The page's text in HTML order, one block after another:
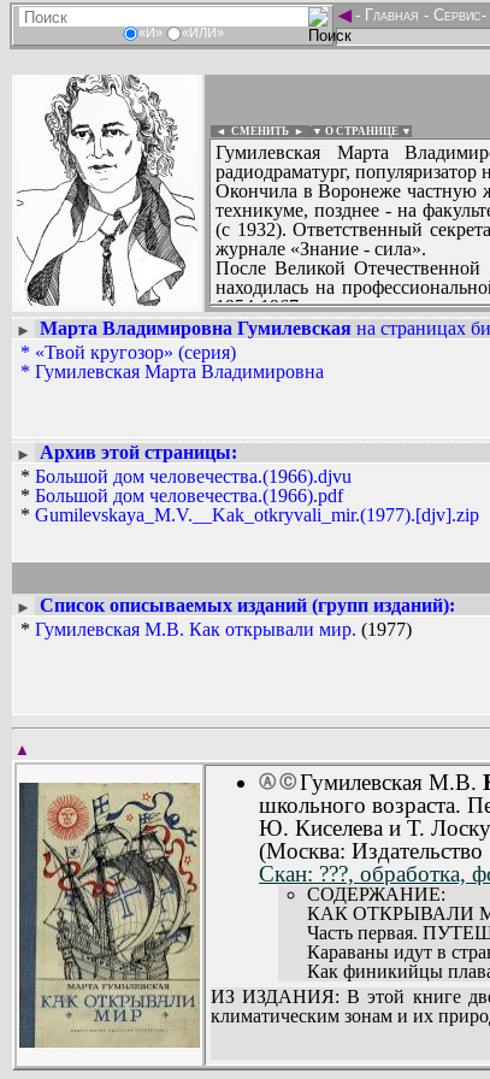
«И» «ИЛИ»
◄- Главная - Сервис-
◄ СМЕНИТЬ ► ▼ О СТРАНИЦЕ ▼
Гумилевская Марта
радиодраматург,
Окончила в Воронеже частную
техникуме, позднее - на
(с 1932). Ответственный
журнале «Знание - сила».
После Великой
находилась на
1954-1967 годах
Бианки и других. Работала в
1950-х - 1960-е годы) и многих
Составитель и один из авторов
«Почему так бывает?»
Вадим Ершов...
...
► Марта Владимировна Гумилевская на страницах
* «Твой кругозор» (серия)
* Гумилевская Марта Владимировна
►
Архив этой страницы:
* Большой дом человечества.(1966).djvu
* Большой дом человечества.(1966).pdf
* Gumilevskaya_M.V.__Kak_otkryvali_mir.(1977).[djv].zip
►
Список описываемых изданий (групп изданий):
* Гумилевская М.В. Как открывали мир. (1977)
▲
Ⓐ Ⓒ Гумилевская М.В.
школьного возраста.
Ю. Киселева и Т.
(Москва: Издательство
Скан: ???, обработка,
СОДЕРЖАНИЕ:
КАК ОТКРЫВАЛИ
Часть первая.
Караваны идут в
Как финикийцы
Первый полярный
На крыльях муссонов
Александрия
Колесо истории (43).
ИЗ ИЗДАНИЯ: В этой книге две
климатическим зонам и их